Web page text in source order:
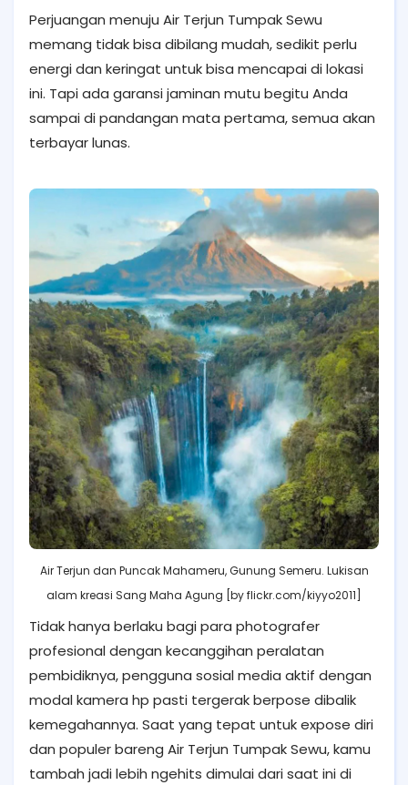
Perjuangan menuju Air Terjun Tumpak Sewu
memang tidak bisa dibilang mudah, sedikit perlu
energi dan keringat untuk bisa mencapai di lokasi
ini. Tapi ada garansi jaminan mutu begitu Anda
sampai di pandangan mata pertama, semua akan
terbayar lunas.
Air Terjun dan Puncak Mahameru, Gunung Semeru. Lukisan
alam kreasi Sang Maha Agung [by flickr.com/kiyyo2011]
Tidak hanya berlaku bagi para photografer
profesional dengan kecanggihan peralatan
pembidiknya, pengguna sosial media aktif dengan
modal kamera hp pasti tergerak berpose dibalik
kemegahannya. Saat yang tepat untuk expose diri
dan populer bareng Air Terjun Tumpak Sewu, kamu
tambah jadi lebih ngehits dimulai dari saat ini di